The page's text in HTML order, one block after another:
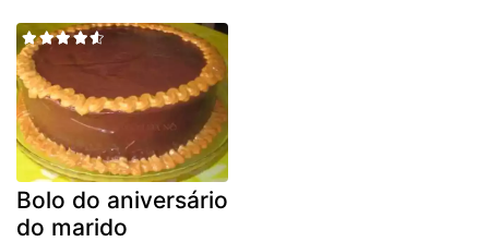
Bolo do aniversário
do marido